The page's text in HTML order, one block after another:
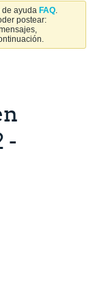
de ayuda FAQ.
postear:
-